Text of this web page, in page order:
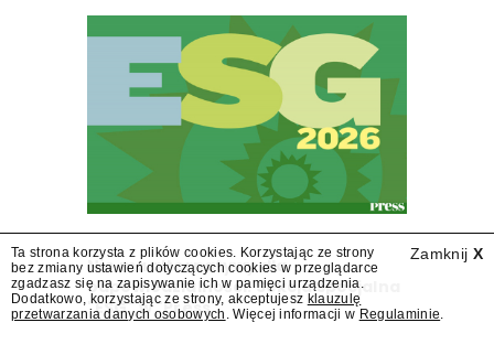
Nie ma alternatywy dla
odpowiedzialności. Sekcja specjalna
"ESG" w "Press"
Zamknij X
Ta strona korzysta z plików cookies. Korzystając ze strony
bez zmiany ustawień dotyczących cookies w przeglądarce
zgadzasz się na zapisywanie ich w pamięci urządzenia.
Dodatkowo, korzystając ze strony, akceptujesz klauzulę
przetwarzania danych osobowych . Więcej informacji w Regulaminie.